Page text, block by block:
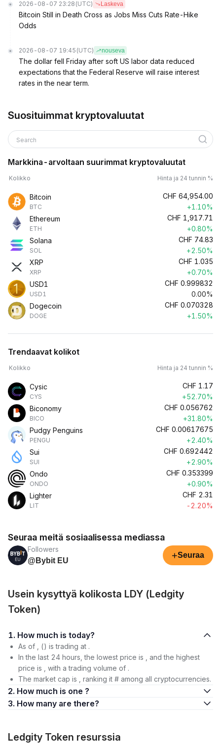
2026-08-07 23:28 (UTC) Laskeva
Bitcoin Still in Death Cross as Jobs Miss Cuts Rate-Hike
Odds
2026-08-07 19:45 (UTC) nouseva
The dollar fell Friday after soft US labor data reduced
expectations that the Federal Reserve will raise interest
rates in the near term.
Suosituimmat kryptovaluutat
Search
Markkina-arvoltaan suurimmat kryptovaluutat
Kolikko Hinta ja 24 tunnin %
Bitcoin
BTC
CHF 64,954.00
+1.10%
Ethereum
ETH
CHF 1,917.71
+0.80%
Solana
SOL
CHF 74.83
+2.50%
XRP
XRP
CHF 1.035
+0.70%
USD1
USD1
CHF 0.999832
0.00%
Dogecoin
DOGE
CHF 0.070328
+1.50%
Trendaavat kolikot
Kolikko Hinta ja 24 tunnin %
Cysic
CYS
CHF 1.17
+52.70%
Biconomy
BICO
CHF 0.056762
+31.80%
Pudgy Penguins
PENGU
CHF 0.00617675
+2.40%
Sui
SUI
CHF 0.692442
+2.90%
Ondo
ONDO
CHF 0.353399
+0.90%
Lighter
LIT
CHF 2.31
-2.20%
Seuraa meitä sosiaalisessa mediassa
Followers
@Bybit EU
+Seuraa
Usein kysyttyä kolikosta LDY (Ledgity
Token)
1. How much is today?
As of , () is trading at .
In the last 24 hours, the lowest price is , and the highest
price is , with a trading volume of .
The market cap is , ranking it # among all cryptocurrencies.
2. How much is one ?
3. How many are there?
Ledgity Token resurssia